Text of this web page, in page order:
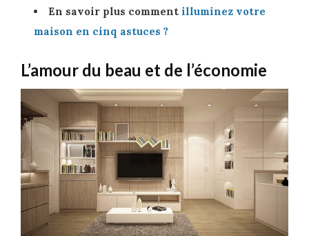
En savoir plus comment illuminez votre
maison en cinq astuces ?
L’amour du beau et de l’économie